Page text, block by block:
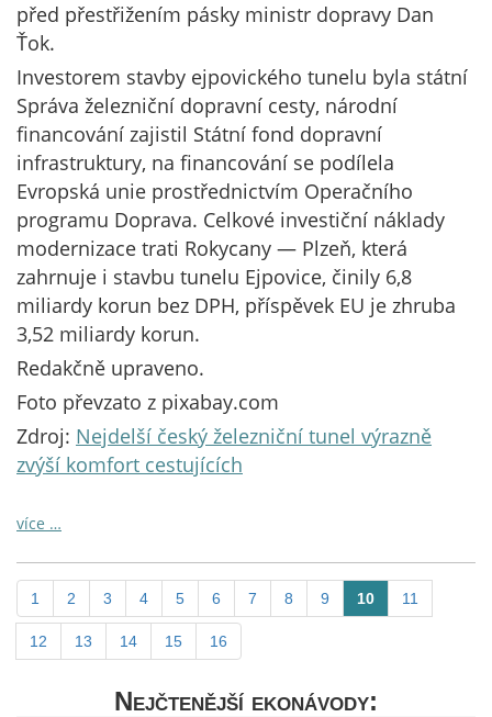
před přestřižením pásky ministr dopravy Dan
Ťok.
Investorem stavby ejpovického tunelu byla státní
Správa železniční dopravní cesty, národní
financování zajistil Státní fond dopravní
infrastruktury, na financování se podílela
Evropská unie prostřednictvím Operačního
programu Doprava. Celkové investiční náklady
modernizace trati Rokycany — Plzeň, která
zahrnuje i stavbu tunelu Ejpovice, činily 6,8
miliardy korun bez DPH, příspěvek EU je zhruba
3,52 miliardy korun.
Redakčně upraveno.
Foto převzato z pixabay.com
Zdroj: Nejdelší český železniční tunel výrazně
zvýší komfort cestujících
více …
1 2 3 4 5 6 7 8 9 10 11
12 13 14 15 16
Nejčtenější ekonávody: